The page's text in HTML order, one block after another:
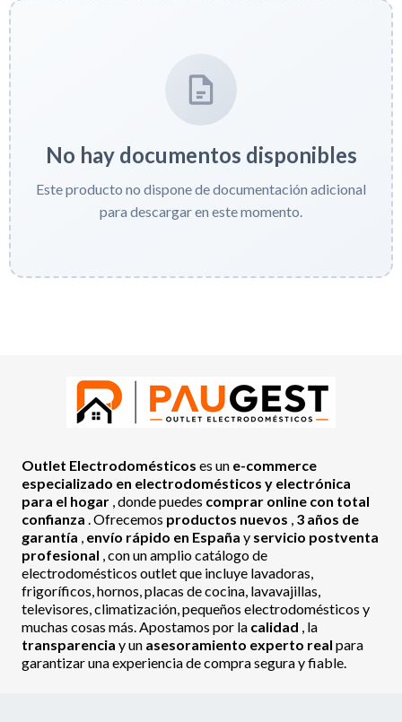
No hay documentos disponibles
Este producto no dispone de documentación adicional
para descargar en este momento.
Outlet Electrodomésticos es un e-commerce
especializado en electrodomésticos y electrónica
para el hogar , donde puedes comprar online con total
confianza . Ofrecemos productos nuevos 3 años de
garantía envío rápido en España y servicio postventa
profesional , con un amplio catálogo de
electrodomésticos outlet que incluye lavadoras,
frigoríficos, hornos, placas de cocina, lavavajillas,
televisores, climatización, pequeños electrodomésticos y
muchas cosas más. Apostamos por la calidad , la
transparencia y un asesoramiento experto real para
garantizar una experiencia de compra segura y fiable.